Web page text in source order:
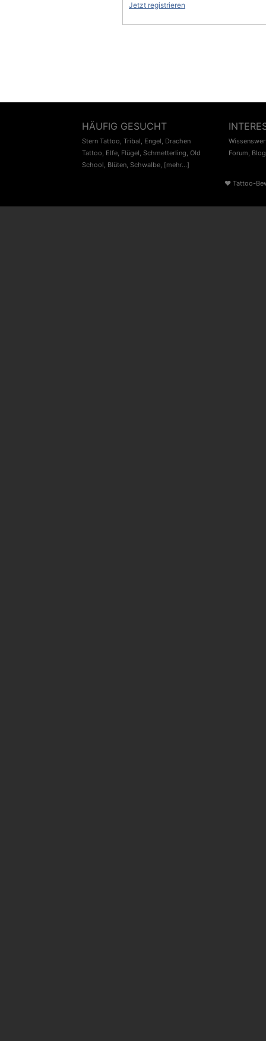
Jetzt registrieren
HÄUFIG GESUCHT
Stern Tattoo, Tribal, Engel, Drachen
Tattoo, Elfe, Flügel, Schmetterling, Old
School, Blüten, Schwalbe, [mehr...]
Forum, Blog
♥ Tattoo-